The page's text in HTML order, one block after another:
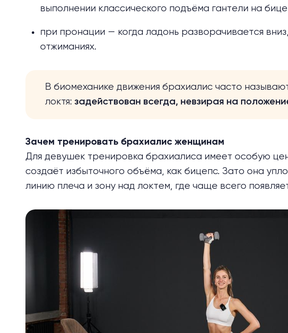
выполнении классического подъёма гантели на
при пронации — когда ладонь разворачивается
отжиманиях.
В биомеханике движения брахиалис часто
локтя: задействован всегда, невзирая на
Зачем тренировать брахиалис женщинам
Для девушек тренировка брахиалиса имеет особую
создаёт избыточного объёма, как бицепс. Зато она
линию плеча и зону над локтем, где чаще всего